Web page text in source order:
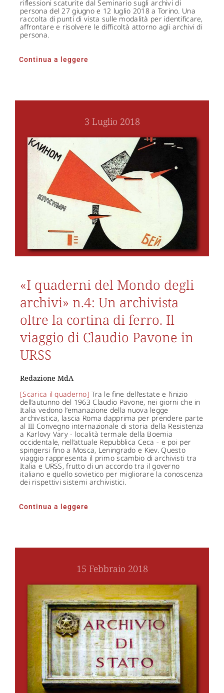
riflessioni scaturite dal Seminario sugli archivi di
persona del 27 giugno e 12 luglio 2018 a Torino. Una
raccolta di punti di vista sulle modalità per identificare,
affrontare e risolvere le difficoltà attorno agli archivi di
persona.
Continua a leggere
3 Luglio 2018
«I quaderni del Mondo degli
archivi» n.4: Un archivista
oltre la cortina di ferro. Il
viaggio di Claudio Pavone in
URSS
Redazione MdA
[Scarica il quaderno] Tra le fine dell’estate e l’inizio
dell’autunno del 1963 Claudio Pavone, nei giorni che in
Italia vedono l’emanazione della nuova legge
archivistica, lascia Roma dapprima per prendere parte
al III Convegno internazionale di storia della Resistenza
a Karlovy Vary - località termale della Boemia
occidentale, nell’attuale Repubblica Ceca - e poi per
spingersi fino a Mosca, Leningrado e Kiev. Questo
viaggio rappresenta il primo scambio di archivisti tra
Italia e URSS, frutto di un accordo tra il governo
italiano e quello sovietico per migliorare la conoscenza
dei rispettivi sistemi archivistici.
Continua a leggere
15 Febbraio 2018